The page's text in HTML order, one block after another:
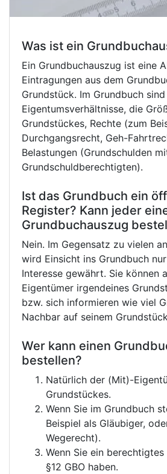
Was ist ein
Ein Grundbuchauszug ist eine
Eintragungen aus dem
Grundstück. Im Grundbuch sind
Eigentumsverhältnisse, die
Grundstückes, Rechte (zum
Durchgangsrecht, Geh-
Belastungen (Grundschulden
Grundschuldberechtigten).
Ist das Grundbuch ein
Register? Kann jeder
Grundbuchauszug
Nein. Im Gegensatz zu vielen
wird Einsicht ins Grundbuch
Interesse gewährt. Sie können
Eigentümer irgendeines
bzw. sich informieren wie viel
Nachbar auf seinem
Wer kann einen
bestellen?
Natürlich der (Mit)-
Grundstückes.
Wenn Sie im Grundbuch
Beispiel als Gläubiger,
Wegerecht).
Wenn Sie ein
§12 GBO haben.